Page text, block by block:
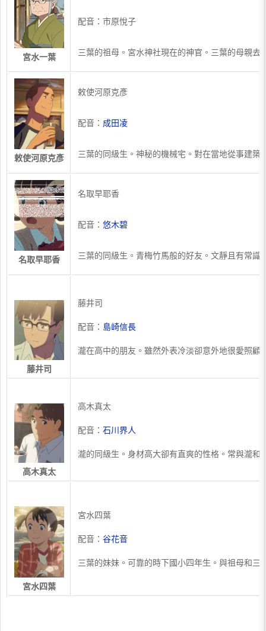
宮水一葉
配音：市原悅子
三葉的祖母。宮水神社現在的神官。三葉的母親
敕使河原克彥
敕使河原克彥
配音： 成田凌
三葉的同級生。神秘的機械宅。對在當地從事建
名取早耶香
名取早耶香
配音： 悠木碧
三葉的同級生。青梅竹馬般的好友。文靜且有常
藤井司
​​藤井司
配音： 島崎信長
瀧在高中的朋友。雖然外表冷淡卻意外地很愛照顧
高木真太
高木真太
配音： 石川界人
瀧的同級生。身材高大卻有直爽的性格。常與瀧和
宮水四葉
​宮水四葉
配音： 谷花音
三葉的妹妹。可靠的時下國小四年生。與祖母和三